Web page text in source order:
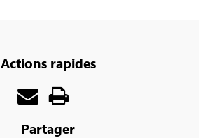
Actions rapides
Partager